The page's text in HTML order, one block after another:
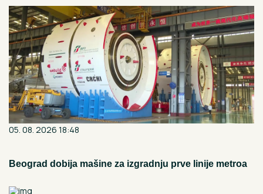
05. 08. 2026 18:48
Beograd dobija mašine za izgradnju prve linije metroa